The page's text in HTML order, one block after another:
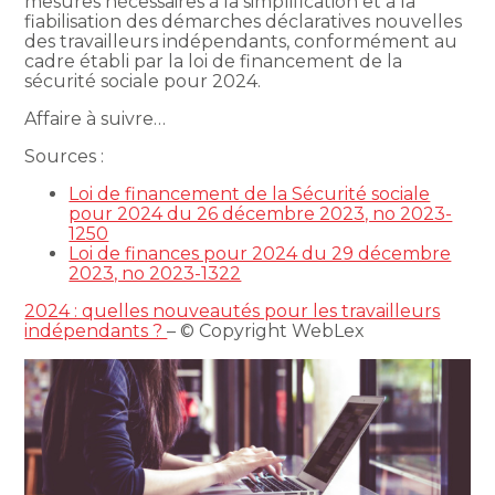
fiabilisation des démarches déclaratives nouvelles
des travailleurs indépendants, conformément au
cadre établi par la loi de financement de la
sécurité sociale pour 2024.
Affaire à suivre…
Sources :
Loi de financement de la Sécurité sociale
pour 2024 du 26 décembre 2023, no 2023-
1250
Loi de finances pour 2024 du 29 décembre
2023, no 2023-1322
2024 : quelles nouveautés pour les travailleurs
indépendants ?– © Copyright WebLex